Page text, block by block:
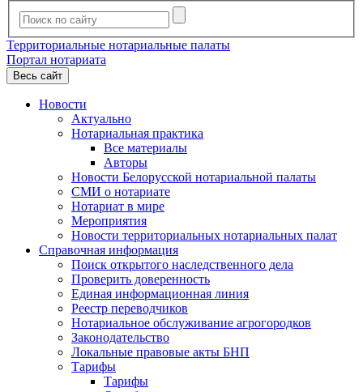
Территориальные нотариальные палаты
Портал нотариата
Весь сайт
Новости
Актуально
Нотариальная практика
Все материалы
Авторы
Новости Белорусской нотариальной палаты
СМИ о нотариате
Нотариат в мире
Мероприятия
Новости территориальных нотариальных палат
Справочная информация
Поиск открытого наследственного дела
Проверить доверенность
Единая информационная линия
Реестр переводчиков
Нотариальное обслуживание агрогородков
Законодательство
Локальные правовые акты БНП
Тарифы
Тарифы